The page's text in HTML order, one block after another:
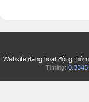
Website đang hoạt động thử
Timing: